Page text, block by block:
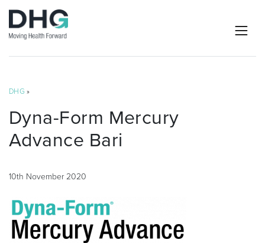
DHG »
Dyna-Form Mercury
Advance Bari
10th November 2020